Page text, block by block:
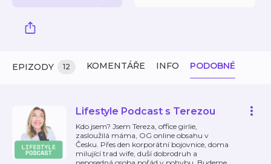
EPIZODY 12 KOMENTÁŘE INFO PODOBNÉ
Lifestyle Podcast s Terezou
Kdo jsem? Jsem Tereza, office girlie,
zasloužilá máma, OG online obsahu v
Česku. Přes den korporátní bojovnice, doma
milující trad wife, duší dobrodruh a